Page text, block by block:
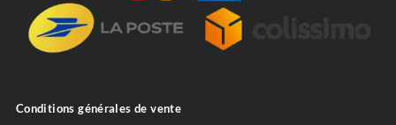
Conditions générales de vente